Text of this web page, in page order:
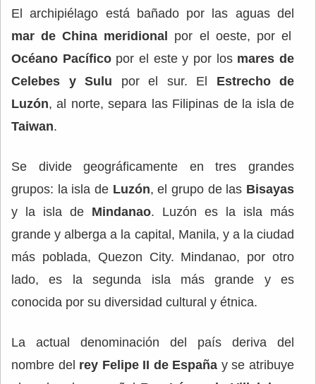
El archipiélago está bañado por las aguas del
mar de China meridional
por el oeste, por el
Océano Pacíficopor el este y por losmares de
Celebes y Sulu por el sur. El Estrecho de
Luzón, al norte, separa las Filipinas de la isla de
Taiwan.
Se divide geográficamente en tres grandes
grupos: la isla de Luzón, el grupo de las Bisayas
y la isla de Mindanao. Luzón es la isla más
grande y alberga a la capital, Manila, y a la ciudad
más poblada, Quezon City. Mindanao, por otro
lado, es la segunda isla más grande y es
conocida por su diversidad cultural y étnica.
La actual denominación del país deriva del
nombre del rey Felipe II de España y se atribuye